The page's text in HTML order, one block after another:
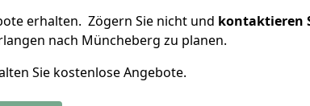
erhalten. Zögern Sie nicht und kontaktieren
nach Müncheberg zu planen.
Sie kostenlose Angebote.